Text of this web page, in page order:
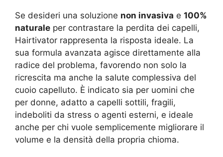
Se desideri una soluzione non invasiva e 100%
naturale per contrastare la perdita dei capelli,
Hairtivator rappresenta la risposta ideale. La
sua formula avanzata agisce direttamente alla
radice del problema, favorendo non solo la
ricrescita ma anche la salute complessiva del
cuoio capelluto. È indicato sia per uomini che
per donne, adatto a capelli sottili, fragili,
indeboliti da stress o agenti esterni, e ideale
anche per chi vuole semplicemente migliorare il
volume e la densità della propria chioma.